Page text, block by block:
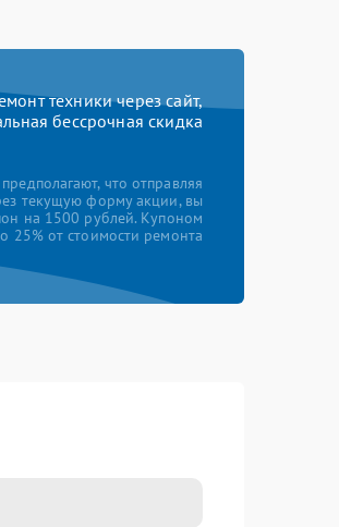
техники через сайт,
бессрочная скидка
что отправляя
текущую форму акции, вы
на 1500 рублей. Купоном
25% от стоимости ремонта